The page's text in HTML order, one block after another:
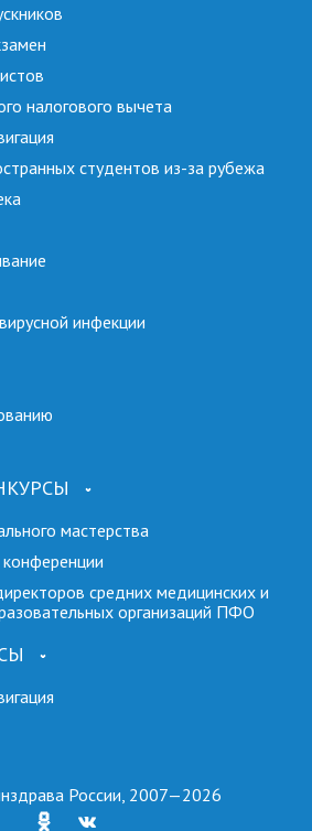
налогового вычета
студентов из-за рубежа
инфекции
мастерства
средних медицинских и
организаций ПФО
России, 2007—2026